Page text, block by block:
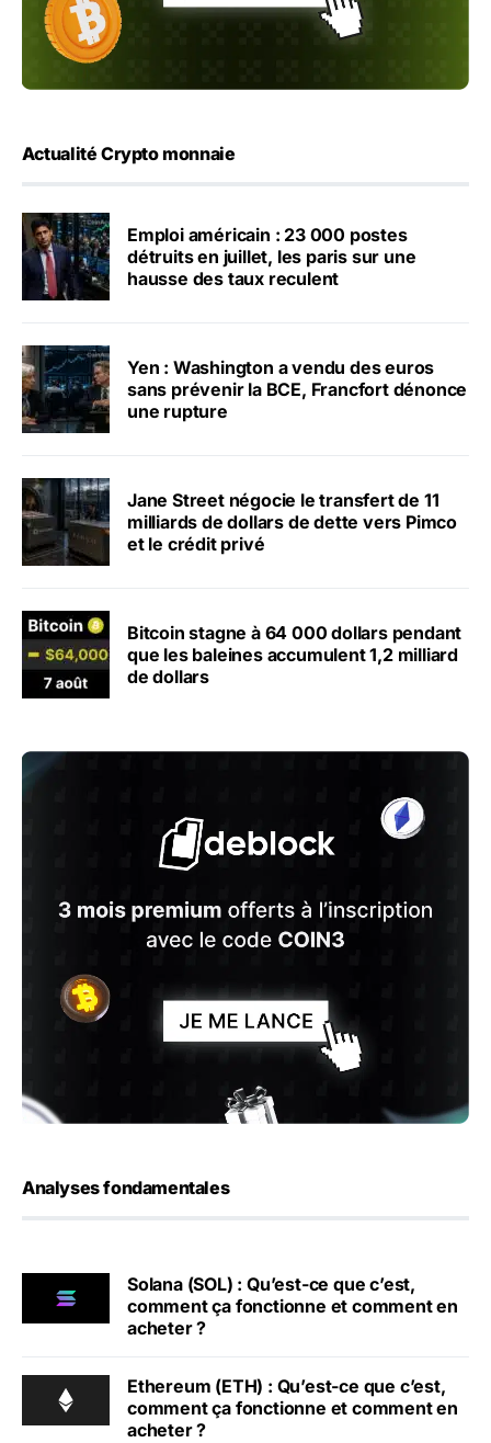
Actualité Crypto monnaie
Emploi américain : 23 000 postes
détruits en juillet, les paris sur une
hausse des taux reculent
Yen : Washington a vendu des euros
sans prévenir la BCE, Francfort dénonce
une rupture
Jane Street négocie le transfert de 11
milliards de dollars de dette vers Pimco
et le crédit privé
Bitcoin stagne à 64 000 dollars pendant
que les baleines accumulent 1,2 milliard
de dollars
Analyses fondamentales
Solana (SOL) : Qu’est-ce que c’est,
comment ça fonctionne et comment en
acheter ?
Ethereum (ETH) : Qu’est-ce que c’est,
comment ça fonctionne et comment en
acheter ?